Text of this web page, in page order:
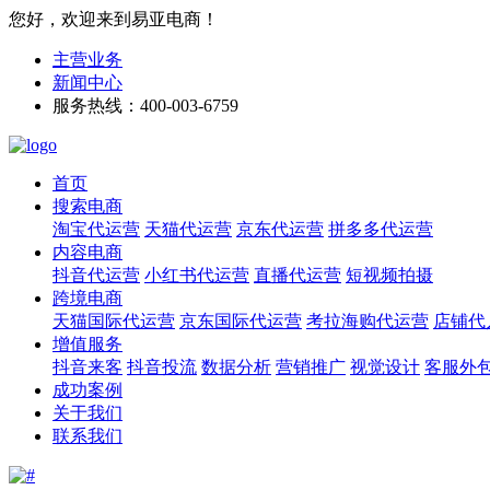
您好，欢迎来到易亚电商！
主营业务
新闻中心
服务热线：400-003-6759
首页
搜索电商
淘宝代运营 天猫代运营 京东代运营 拼多多代运营
内容电商
抖音代运营 小红书代运营 直播代运营 短视频拍摄
跨境电商
天猫国际代运营 京东国际代运营 考拉海购代运营 店铺代
增值服务
抖音来客 抖音投流 数据分析 营销推广 视觉设计 客服外
成功案例
关于我们
联系我们